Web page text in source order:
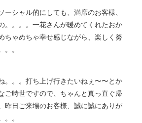
シャル的にしても、満席のお客様、
。。。。一花さんが暖めてくれたおか
ちゃめちゃ幸せ感じながら、楽しく努
。
。。。打ち上げ行きたいねぇ〜〜とか
ご時世ですので、ちゃんと真っ直ぐ帰
昨日ご来場のお客様、誠に誠にありが
。